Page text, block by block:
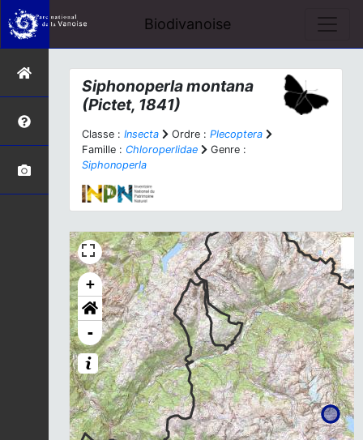
Biodivanoise
Siphonoperla montana
(Pictet, 1841)
Classe : Insecta Ordre : Plecoptera
Famille : Chloroperlidae
Genre :
Siphonoperla
+
-